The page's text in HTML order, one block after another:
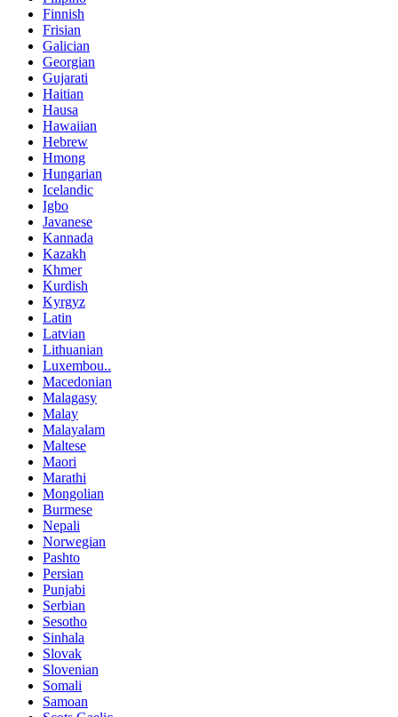
Finnish
Frisian
Galician
Georgian
Gujarati
Haitian
Hausa
Hawaiian
Hebrew
Hmong
Hungarian
Icelandic
Igbo
Javanese
Kannada
Kazakh
Khmer
Kurdish
Kyrgyz
Latin
Latvian
Lithuanian
Luxembou..
Macedonian
Malagasy
Malay
Malayalam
Maltese
Maori
Marathi
Mongolian
Burmese
Nepali
Norwegian
Pashto
Persian
Punjabi
Serbian
Sesotho
Sinhala
Slovak
Slovenian
Somali
Samoan